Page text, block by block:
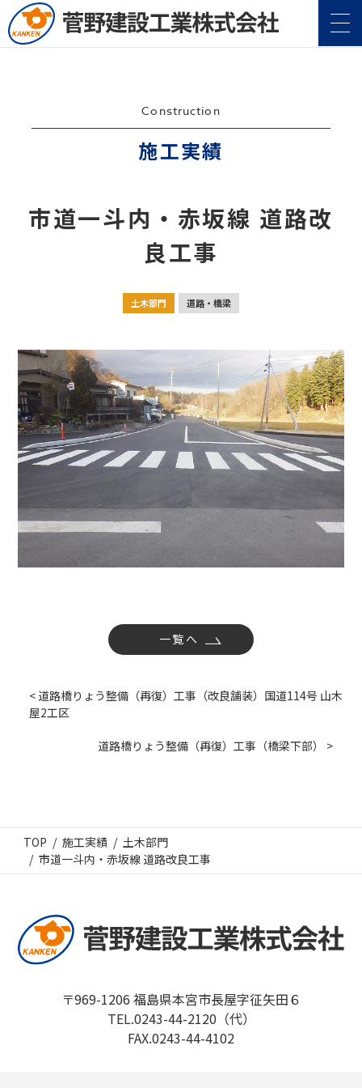
Service 事業案内
Topics 社内活動
お知らせ 広報誌 最新技術の革新
関連リンク プライバシーポリシー
Construction
施工実績
市道一斗内・赤坂線 道路改
良工事
土木部門 道路・橋梁
一覧へ
< 道路橋りょう整備（再復）工事（改良舗装）国道114号 山木
屋2工区
道路橋りょう整備（再復）工事（橋梁下部） >
TOP 施工実績
土木部門
市道一斗内・赤坂線 道路改良工事
〒969-1206 福島県本宮市長屋字征矢田６
TEL.0243-44-2120（代）
FAX.0243-44-4102